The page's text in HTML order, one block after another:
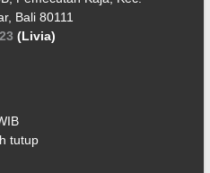
Bali 80111
(Livia)
tutup